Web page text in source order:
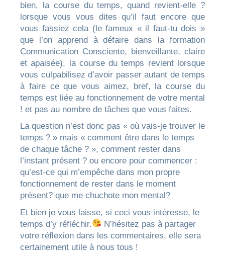
bien, la course du temps, quand revient-elle ?
lorsque vous vous dites qu’il faut encore que
vous fassiez cela (le fameux « il faut-tu dois »
que l’on apprend à défaire dans la formation
Communication Consciente, bienveillante, claire
et apaisée), la course du temps revient lorsque
vous culpabilisez d’avoir passer autant de temps
à faire ce que vous aimez, bref, la course du
temps est liée au fonctionnement de votre mental
! et pas au nombre de tâches que vous faites.
La question n’est donc pas « où vais-je trouver le
temps ? » mais « comment être dans le temps
de chaque tâche ? », comment rester dans
l’instant présent ? ou encore pour commencer :
qu’est-ce qui m’empêche dans mon propre
fonctionnement de rester dans le moment
présent? que me chuchote mon mental?
Et bien je vous laisse, si ceci vous intéresse, le
temps d’y réfléchir.
N’hésitez pas à partager
votre réflexion dans les commentaires, elle sera
certainement utile à nous tous !